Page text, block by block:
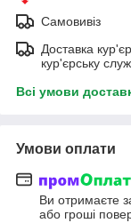
Самовивіз
Доставка
кур'єрську
Всі умови
Умови оплати
Ви отримаєте
або гроші